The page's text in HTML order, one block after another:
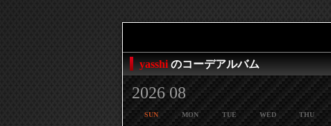
yasshi のコーデアルバム
2026 08
SUN MON TUE WED THU